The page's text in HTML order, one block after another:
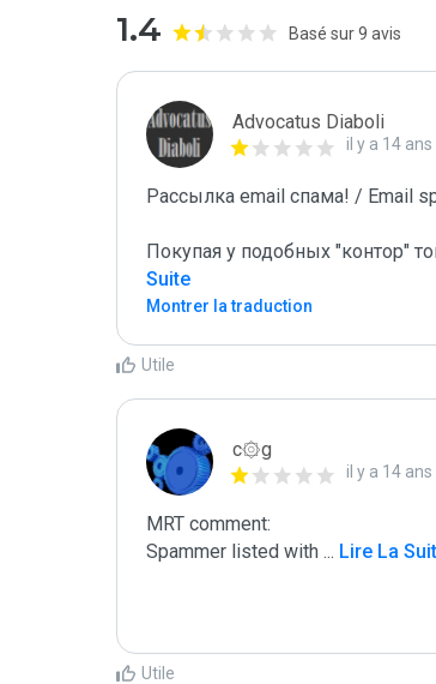
1.4 Basé sur 9 avis
Advocatus Diaboli
il y a 14 ans
Рассылка email спама! / Email
Покупая у подобных "контор"
Suite
Montrer la traduction
Utile
c۞g
il y a 14 ans
MRT comment:
Spammer listed with ... Lire La
Utile